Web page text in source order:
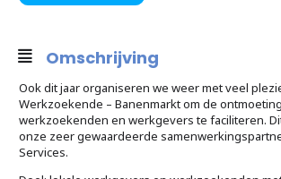
Omschrijving
Ook dit jaar organiseren we weer met veel
Werkzoekende – Banenmarkt om de
werkzoekenden en werkgevers te faciliteren.
onze zeer gewaardeerde
Services.